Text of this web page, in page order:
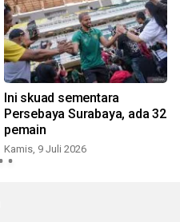
Ini skuad sementara
Persebaya Surabaya, ada 32
pemain
Kamis, 9 Juli 2026